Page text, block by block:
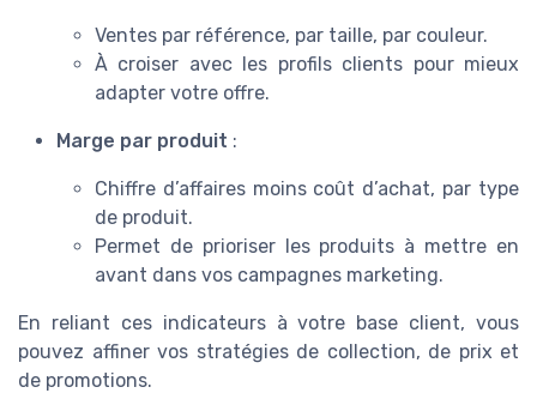
Ventes par référence, par taille, par couleur.
À croiser avec les profils clients pour mieux
adapter votre offre.
Marge par produit :
Chiffre d’affaires moins coût d’achat, par type
de produit.
Permet de prioriser les produits à mettre en
avant dans vos campagnes marketing.
En reliant ces indicateurs à votre base client, vous
pouvez affiner vos stratégies de collection, de prix et
de promotions.